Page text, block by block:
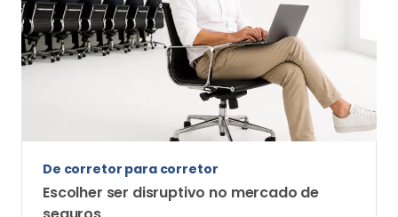
valoriza a estabilidade